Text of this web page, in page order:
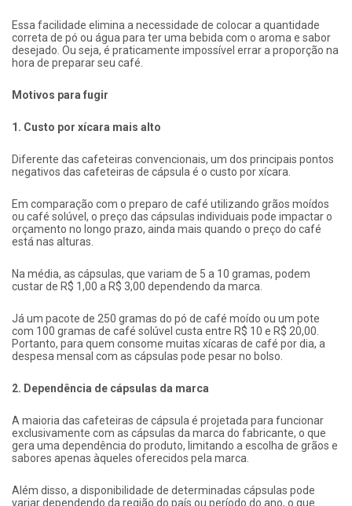
Essa facilidade elimina a necessidade de colocar a quantidade
correta de pó ou água para ter uma bebida com o aroma e sabor
desejado. Ou seja, é praticamente impossível errar a proporção na
hora de preparar seu café.
Motivos para fugir
1. Custo por xícara mais alto
Diferente das cafeteiras convencionais, um dos principais pontos
negativos das cafeteiras de cápsula é o custo por xícara.
Em comparação com o preparo de café utilizando grãos moídos
ou café solúvel, o preço das cápsulas individuais pode impactar o
orçamento no longo prazo, ainda mais quando o preço do café
está nas alturas.
Na média, as cápsulas, que variam de 5 a 10 gramas, podem
custar de R$ 1,00 a R$ 3,00 dependendo da marca.
Já um pacote de 250 gramas do pó de café moído ou um pote
com 100 gramas de café solúvel custa entre R$ 10 e R$ 20,00.
Portanto, para quem consome muitas xícaras de café por dia, a
despesa mensal com as cápsulas pode pesar no bolso.
2. Dependência de cápsulas da marca
A maioria das cafeteiras de cápsula é projetada para funcionar
exclusivamente com as cápsulas da marca do fabricante, o que
gera uma dependência do produto, limitando a escolha de grãos e
sabores apenas àqueles oferecidos pela marca.
Além disso, a disponibilidade de determinadas cápsulas pode
variar dependendo da região do país ou período do ano, o que